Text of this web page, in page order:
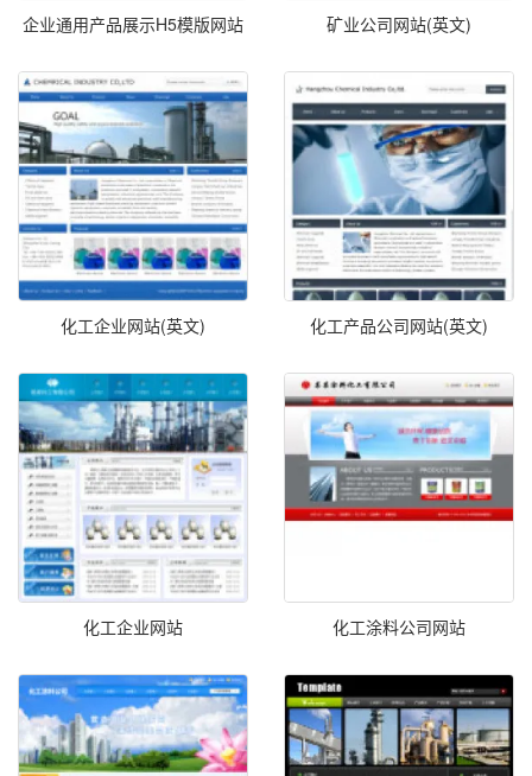
企业通用产品展示H5模版网站 矿业公司网站(英文)
化工企业网站(英文) 化工产品公司网站(英文)
化工企业网站 化工涂料公司网站